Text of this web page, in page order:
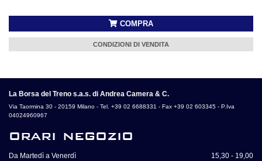
COMPRA
CONDIZIONI DI VENDITA
La Borsa del Treno s.a.s. di Andrea Camera & C.
Via Taormina 30 - 20159 Milano - Tel. +39 02 6688331 - Fax +39 02 603345 - P.Iva
04024960967
orari negozio
Da Martedì a Venerdì 15,30 - 19,00